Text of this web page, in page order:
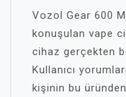
Vozol Gear 600
konuşulan vape
cihaz gerçekten
Kullanıcı
kişinin bu üründen